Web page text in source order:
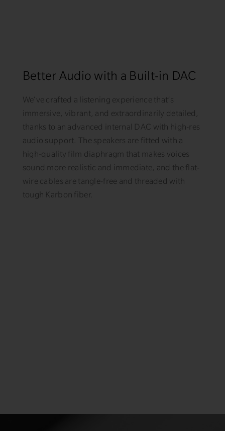
Better Audio with a Built-in DAC
We’ve crafted a listening experience that’s
immersive, vibrant, and extraordinarily detailed,
thanks to an advanced internal DAC with high-res
audio support. The speakers are fitted with a
high-quality film diaphragm that makes voices
sound more realistic and immediate, and the flat-
wire cables are tangle-free and threaded with
tough Karbon fiber.